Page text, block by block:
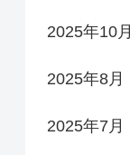
2025年10月
2025年8月
2025年7月